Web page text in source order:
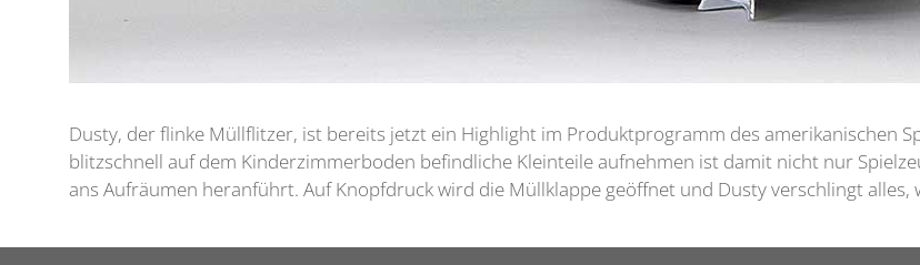
Dusty, der flinke Müllflitzer, ist bereits jetzt ein Highlight im Produktprogramm des amerikanischen
blitzschnell auf dem Kinderzimmerboden befindliche Kleinteile aufnehmen ist damit nicht nur
ans Aufräumen heranführt. Auf Knopfdruck wird die Müllklappe geöffnet und Dusty verschlingt alles,